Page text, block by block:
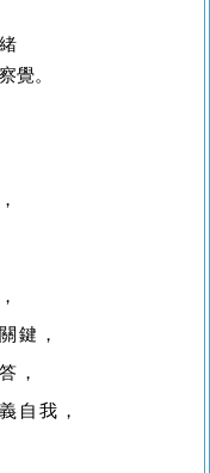
覺。
鍵，
，
自我，